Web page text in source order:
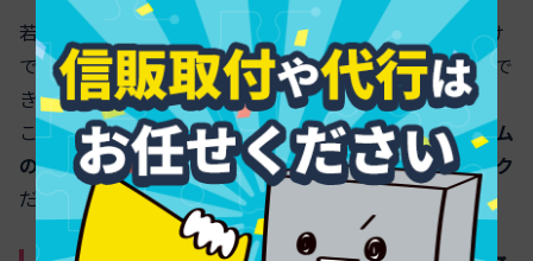
若年層・フリーランス層が増えるほど、自社提携1社だけ
では与信が通らず、「せっかくGBPを見て来たのに契約で
きない」顧客が積み上がる。
ここで必要なのは「もっと集客」ではなく、複数スキーム
のビジネスクレジット導入＋審査落ち時の代替提案トーク
だ。